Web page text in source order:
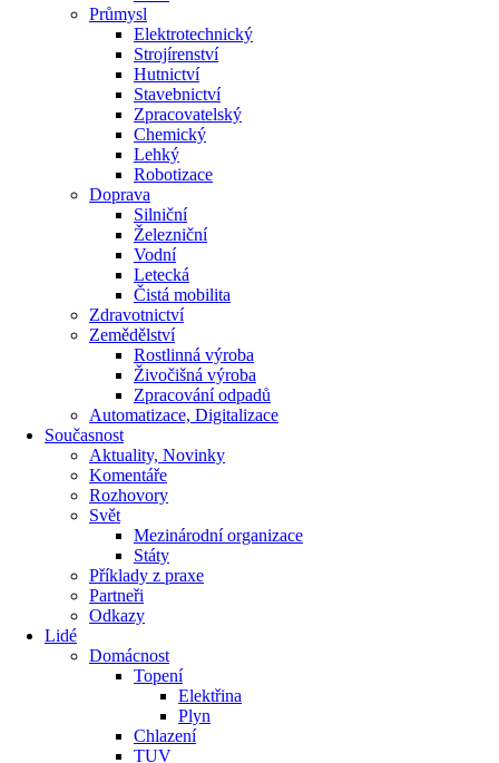
Průmysl
Elektrotechnický
Strojírenství
Hutnictví
Stavebnictví
Zpracovatelský
Chemický
Lehký
Robotizace
Doprava
Silniční
Železniční
Vodní
Letecká
Čistá mobilita
Zdravotnictví
Zemědělství
Rostlinná výroba
Živočišná výroba
Zpracování odpadů
Automatizace, Digitalizace
Současnost
Aktuality, Novinky
Komentáře
Rozhovory
Svět
Mezinárodní organizace
Státy
Příklady z praxe
Partneři
Odkazy
Lidé
Domácnost
Topení
Elektřina
Plyn
Chlazení
TUV